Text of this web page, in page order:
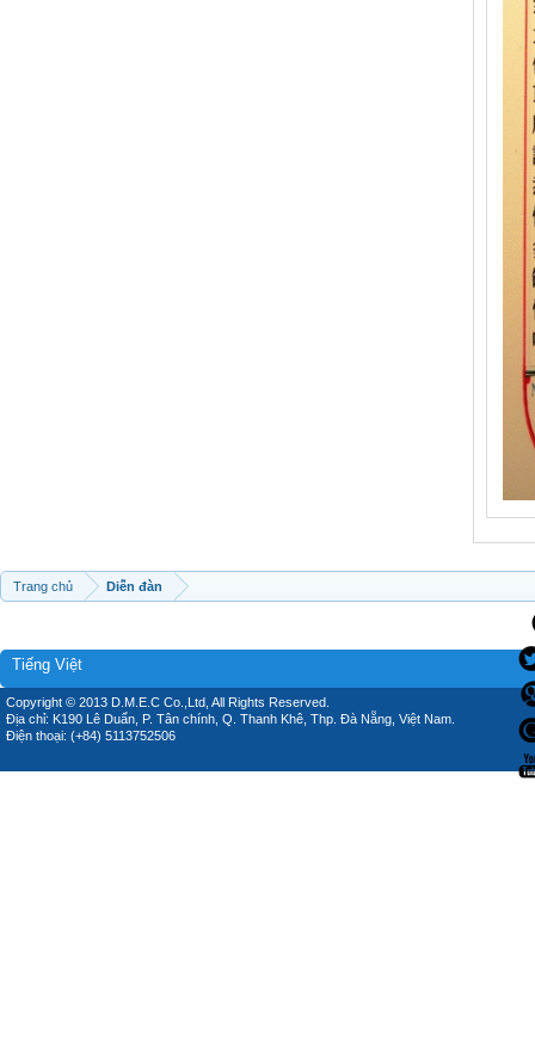
Trang chủ Diễn đàn
Tiếng Việt
Copyright © 2013 D.M.E.C Co.,Ltd, All Rights Reserved.
Địa chỉ: K190 Lê Duẩn, P. Tân chính, Q. Thanh Khê, Thp. Đà Nẵng, Việt Nam.
Điện thoại: (+84) 5113752506